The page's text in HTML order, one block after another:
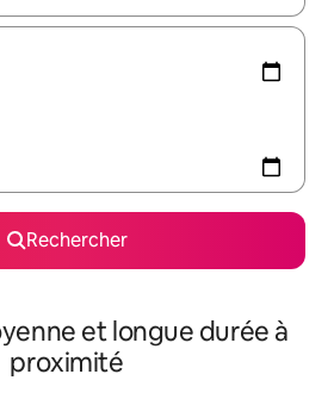
Rechercher
et longue durée à
proximité